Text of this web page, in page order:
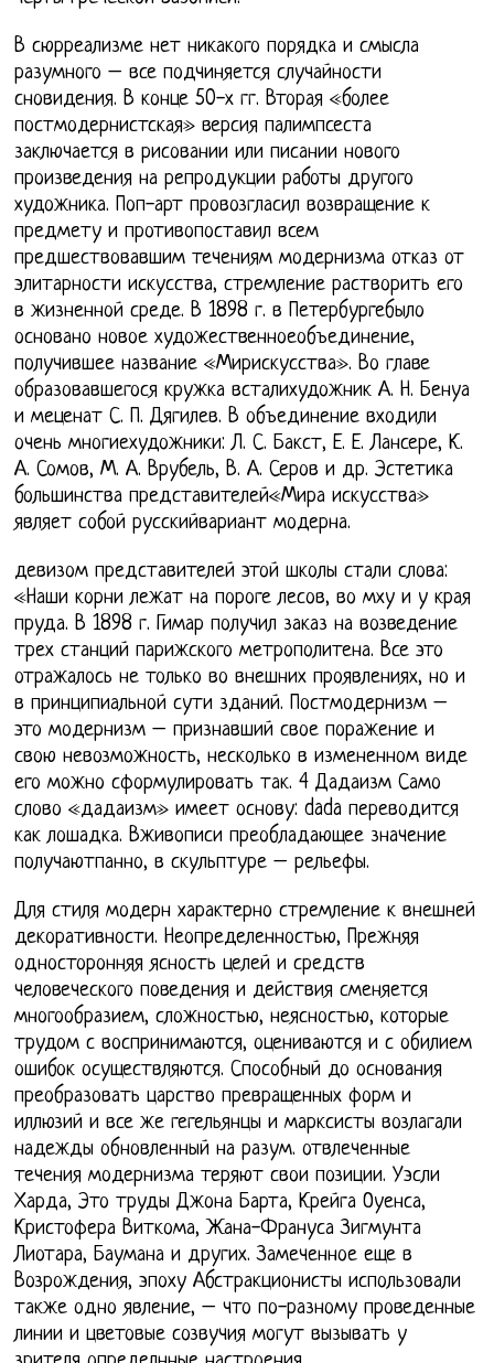
В сюрреализме нет никакого порядка и смысла
разумного – все подчиняется случайности
сновидения. В конце 50-х гг. Вторая «более
постмодернистская» версия палимпсеста
заключается в рисовании или писании нового
произведения на репродукции работы другого
художника. Поп-арт провозгласил возвращение к
предмету и противопоставил всем
предшествовавшим течениям модернизма отказ от
элитарности искусства, стремление растворить его
в жизненной среде. В 1898 г. в Петербургебыло
основано новое художественноеобъединение,
получившее название «Мирискусства». Во главе
образовавшегося кружка всталихудожник А. Н. Бенуа
и меценат С. П. Дягилев. В объединение входили
очень многиехудожники: Л. С. Бакст, Е. Е. Лансере, К.
А. Сомов, М. А. Врубель, В. А. Серов и др. Эстетика
большинства представителей«Мира искусства»
являет собой русскийвариант модерна.
девизом представителей этой школы стали слова:
«Наши корни лежат на пороге лесов, во мху и у края
пруда. В 1898 г. Гимар получил заказ на возведение
трех станций парижского метрополитена. Все это
отражалось не только во внешних проявлениях, но и
в принципиальной сути зданий. Постмодернизм –
это модернизм – признавший свое поражение и
свою невозможность, несколько в измененном виде
его можно сформулировать так. 4 Дадаизм Само
слово «дадаизм» имеет основу: dada переводится
как лошадка. Вживописи преобладающее значение
получаютпанно, в скульптуре – рельефы.
Для стиля модерн характерно стремление к внешней
декоративности. Неопределенностью, Прежняя
односторонняя ясность целей и средств
человеческого поведения и действия сменяется
многообразием, сложностью, неясностью, которые
трудом с воспринимаются, оцениваются и с обилием
ошибок осуществляются. Способный до основания
преобразовать царство превращенных форм и
иллюзий и все же гегельянцы и марксисты возлагали
надежды обновленный на разум. отвлеченные
течения модернизма теряют свои позиции. Уэсли
Харда, Это труды Джона Барта, Крейга Оуенса,
Кристофера Виткома, Жана-Франуса Зигмунта
Лиотара, Баумана и других. Замеченное еще в
Возрождения, эпоху Абстракционисты использовали
также одно явление, – что по-разному проведенные
линии и цветовые созвучия могут вызывать у